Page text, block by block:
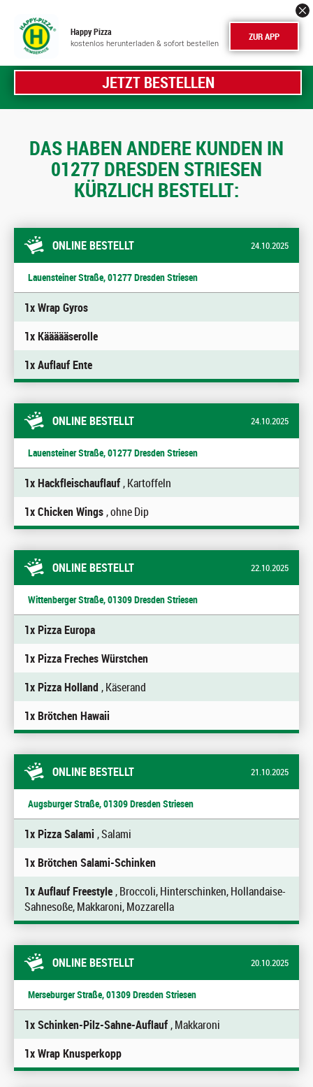
Happy Pizza
kostenlos herunterladen & sofort bestellen ZUR APP
JETZT BESTELLEN
DAS HABEN ANDERE KUNDEN IN
01277 DRESDEN STRIESEN
KÜRZLICH BESTELLT:
ONLINE BESTELLT 24.10.2025
Lauensteiner Straße, 01277 Dresden Striesen
1x Wrap Gyros
1x Käääääserolle
1x Auflauf Ente
ONLINE BESTELLT 24.10.2025
Lauensteiner Straße, 01277 Dresden Striesen
1x Hackfleischauflauf, Kartoffeln
1x Chicken Wings, ohne Dip
ONLINE BESTELLT 22.10.2025
Wittenberger Straße, 01309 Dresden Striesen
1x Pizza Europa
1x Pizza Freches Würstchen
1x Pizza Holland , Käserand
1x Brötchen Hawaii
ONLINE BESTELLT 21.10.2025
Augsburger Straße, 01309 Dresden Striesen
1x Pizza Salami , Salami
1x Brötchen Salami-Schinken
1x Auflauf Freestyle, Broccoli, Hinterschinken, Hollandaise-
Sahnesoße, Makkaroni, Mozzarella
ONLINE BESTELLT 20.10.2025
Merseburger Straße, 01309 Dresden Striesen
1x Schinken-Pilz-Sahne-Auflauf, Makkaroni
1x Wrap Knusperkopp